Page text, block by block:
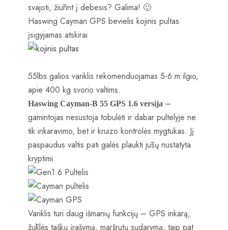
svajoti, žiūrint į debesis? Galima! 🙂
Haswing Cayman GPS bevielis kojinis pultas
įsigyjamas atskirai
55lbs galios variklis rekomenduojamas 5-6 m ilgio,
apie 400 kg svorio valtims.
Haswing Cayman-B 55 GPS 1.6 versija –
gamintojas nesustoja tobulėti ir dabar pultelyje ne
tik inkaravimo, bet ir kruizo kontrolės mygtukas. Jį
paspaudus valtis pati galės plaukti jūsų nustatyta
kryptimi.
Variklis turi daug išmanių funkcijų – GPS inkarą,
žūklės taškų įrašymą, maršrutų sudarymą, taip pat